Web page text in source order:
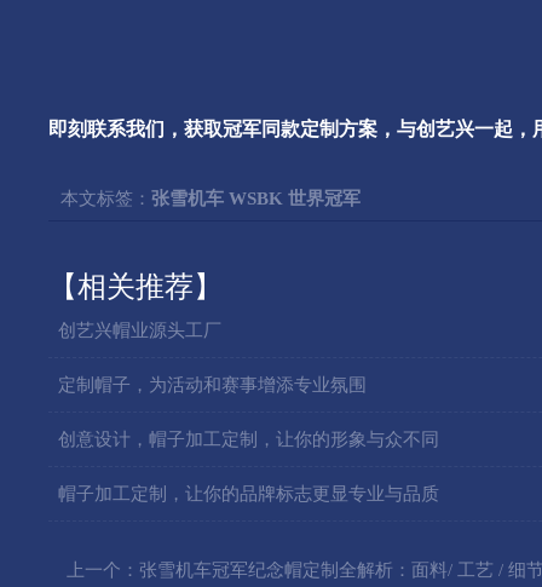
即刻联系我们 ，获取冠军同款定制方案，与创艺兴一起
本文标签： 张雪机车 WSBK 世界冠军
【相关推荐】
创艺兴帽业源头工厂
定制帽子，为活动和赛事增添专业氛围
创意设计，帽子加工定制，让你的形象与众不同
帽子加工定制，让你的品牌标志更显专业与品质
上一个：张雪机车冠军纪念帽定制全解析：面料/ 工艺 / 细